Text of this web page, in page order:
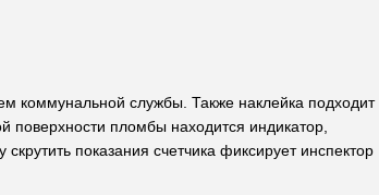
коммунальной службы. Также наклейка подходит
поверхности пломбы находится индикатор,
показания счетчика фиксирует инспектор